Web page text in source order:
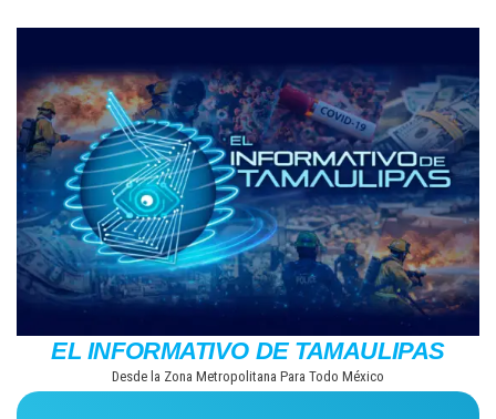
contenido
EL INFORMATIVO DE TAMAULIPAS
Desde la Zona Metropolitana Para Todo México